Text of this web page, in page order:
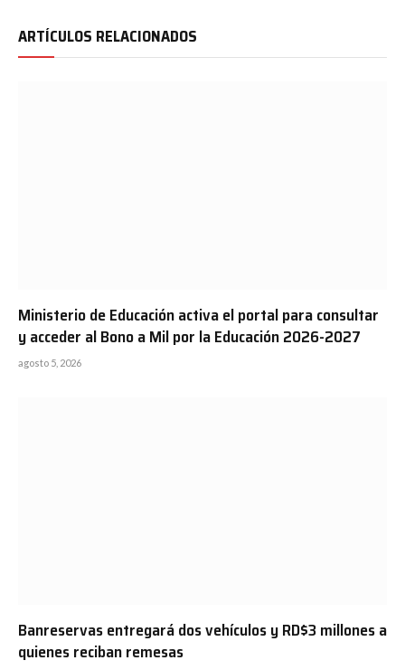
ARTÍCULOS RELACIONADOS
Ministerio de Educación activa el portal para consultar
y acceder al Bono a Mil por la Educación 2026-2027
agosto 5, 2026
Banreservas entregará dos vehículos y RD$3 millones a
quienes reciban remesas